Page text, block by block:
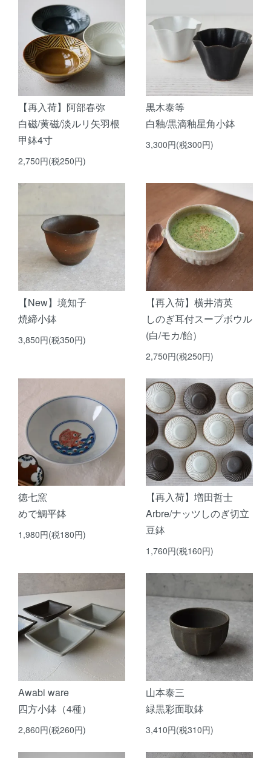
【再入荷】阿部春弥
白磁/黄磁/淡ルリ矢羽根
甲鉢4寸
2,750円(税250円)
黒木泰等
白釉/黒滴釉星角小鉢
3,300円(税300円)
【New】境知子
焼締小鉢
3,850円(税350円)
【再入荷】横井清英
しのぎ耳付スープボウル
(白/モカ/飴）
2,750円(税250円)
徳七窯
めで鯛平鉢
1,980円(税180円)
【再入荷】増田哲士
Arbre/ナッツしのぎ切立
豆鉢
1,760円(税160円)
Awabi ware
四方小鉢（4種）
2,860円(税260円)
山本泰三
緑黒彩面取鉢
3,410円(税310円)